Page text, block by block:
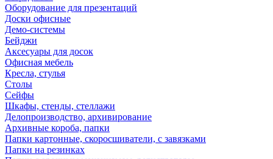
Оборудование для презентаций
Доски офисные
Демо-системы
Бейджи
Аксесуары для досок
Офисная мебель
Кресла, стулья
Столы
Сейфы
Шкафы, стенды, стеллажи
Делопроизводство, архивирование
Архивные короба, папки
Папки картонные, скоросшиватели, с завязками
Папки на резинках